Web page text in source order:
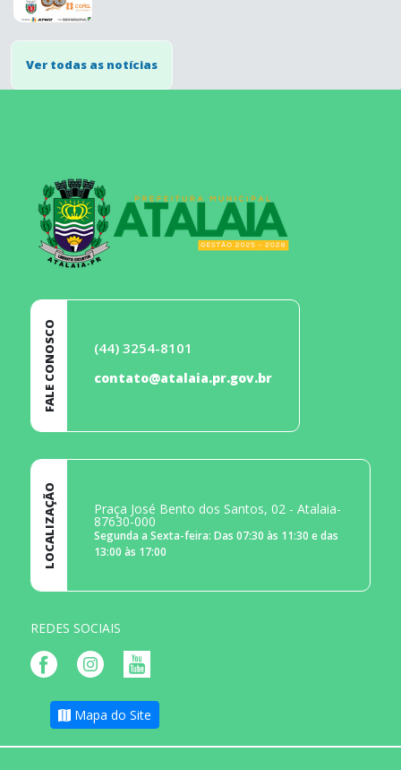
Ver todas as notícias
FALE CONOSCO (44) 3254-8101
contato@atalaia.pr.gov.br
LOCALIZAÇÃO Praça José Bento dos Santos, 02 - Atalaia-
87630-000
Segunda a Sexta-feira: Das 07:30 às 11:30 e das
13:00 às 17:00
REDES SOCIAIS
Mapa do Site